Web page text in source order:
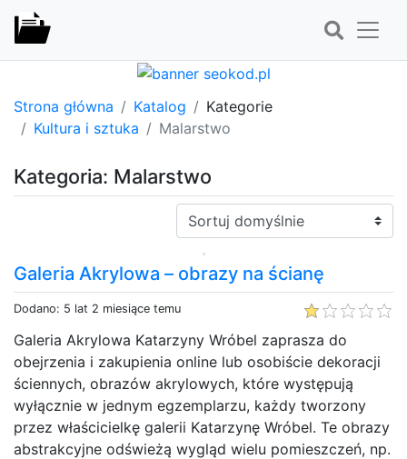
Strona główna Katalog
Kategorie
Kultura i sztuka
Malarstwo
Kategoria: Malarstwo
Sortuj:
Galeria Akrylowa – obrazy na ścianę
Dodano: 5 lat 2 miesiące temu
Galeria Akrylowa Katarzyny Wróbel zaprasza do
obejrzenia i zakupienia online lub osobiście dekoracji
ściennych, obrazów akrylowych, które występują
wyłącznie w jednym egzemplarzu, każdy tworzony
przez właścicielkę galerii Katarzynę Wróbel. Te obrazy
abstrakcyjne odświeżą wygląd wielu pomieszczeń, np.